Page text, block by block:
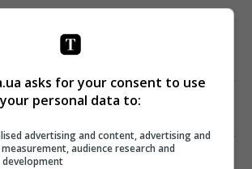
Facebook
asks for your consent to use
your personal data to:
advertising and content, advertising and
audience research and
development